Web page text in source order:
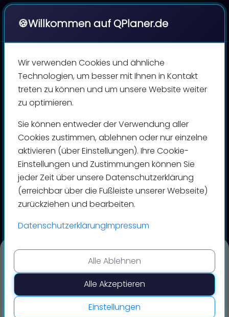
|QPlaner
QPlaner-Blog
Personaleinsatzplanung,
Produktionsplanung,
Maschinenoptimierung, Terminbuchung,
Arbeitsplanung und Zeitwirtschaft.
Jetzt den Newsletter abonnieren
🍪Willkommen auf QPlaner.de
Wir verwenden Cookies und ähnliche
Technologien, um besser mit Ihnen in Kontakt
treten zu können und um unsere Website weiter
zu optimieren.
Sie können entweder der Verwendung aller
Cookies zustimmen, ablehnen oder nur einzelne
aktivieren (über Einstellungen). Ihre Cookie-
Einstellungen und Zustimmungen können Sie
jeder Zeit über unsere Datenschutzerklärung
(erreichbar über die Fußleiste unserer Webseite)
zurückziehen und bearbeiten.
DatenschutzerklärungImpressum
Einstellungen
Alle Ablehnen
Alle Akzeptieren